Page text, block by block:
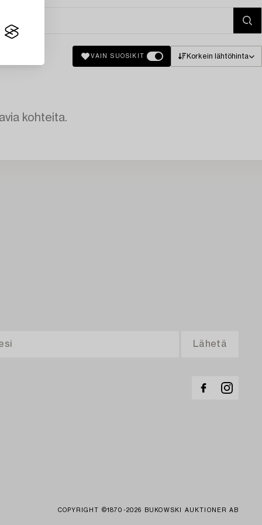
VAIN SUOSIKIT Korkein lähtöhinta
kohteita.
COPYRIGHT ©1870-2026 BUKOWSKI AUKTIONER AB